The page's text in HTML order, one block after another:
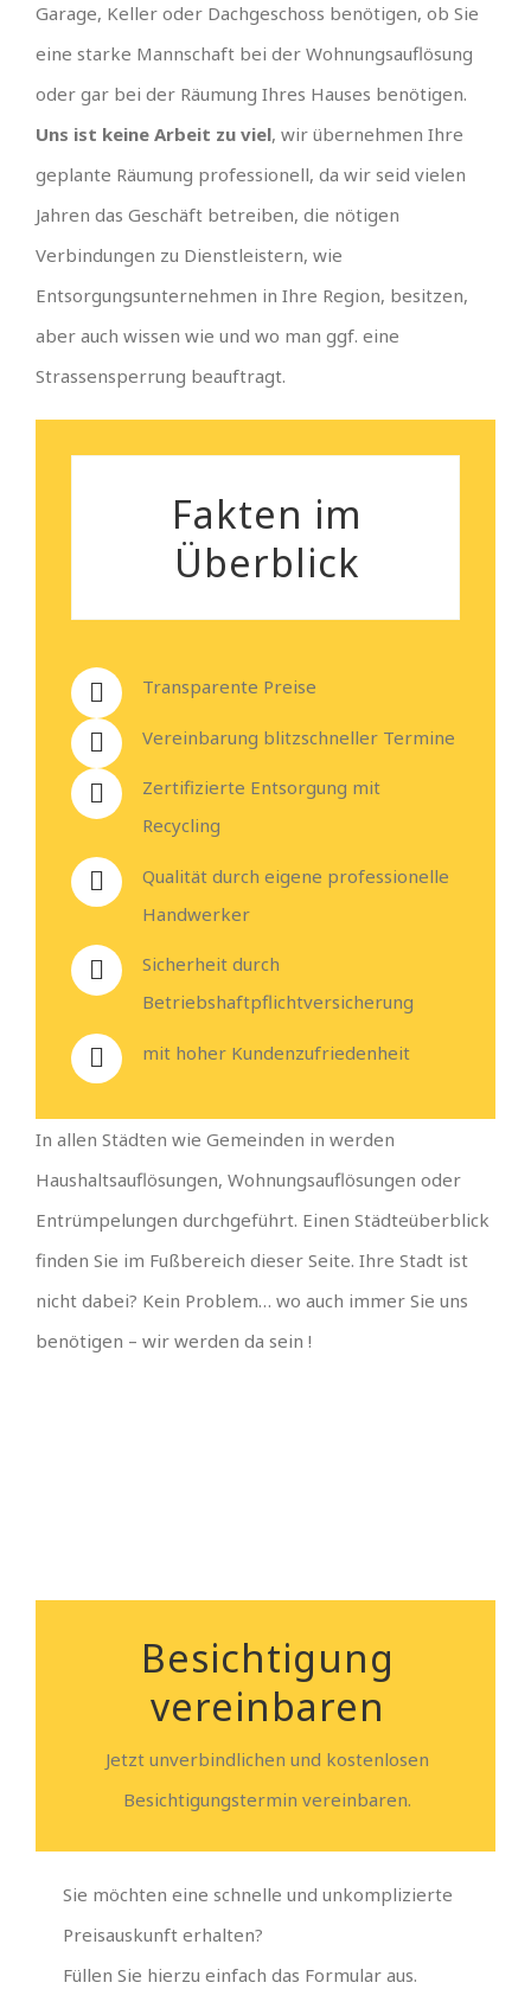
Garage, Keller oder Dachgeschoss benötigen, ob Sie
eine starke Mannschaft bei der Wohnungsauflösung
oder gar bei der Räumung Ihres Hauses benötigen.
Uns ist keine Arbeit zu viel, wir übernehmen Ihre
geplante Räumung professionell, da wir seid vielen
Jahren das Geschäft betreiben, die nötigen
Verbindungen zu Dienstleistern, wie
Entsorgungsunternehmen in Ihre Region, besitzen,
aber auch wissen wie und wo man ggf. eine
Strassensperrung beauftragt.
Fakten im
Überblick
Transparente Preise
Vereinbarung blitzschneller Termine
Zertifizierte Entsorgung mit
Recycling
Qualität durch eigene professionelle
Handwerker
Sicherheit durch
Betriebshaftpflichtversicherung
mit hoher Kundenzufriedenheit
In allen Städten wie Gemeinden in werden
Haushaltsauflösungen, Wohnungsauflösungen oder
Entrümpelungen durchgeführt. Einen Städteüberblick
finden Sie im Fußbereich dieser Seite. Ihre Stadt ist
nicht dabei? Kein Problem… wo auch immer Sie uns
benötigen – wir werden da sein !
Besichtigung
vereinbaren
Jetzt unverbindlichen und kostenlosen
Besichtigungstermin vereinbaren.
Sie möchten eine schnelle und unkomplizierte
Preisauskunft erhalten?
Füllen Sie hierzu einfach das Formular aus.